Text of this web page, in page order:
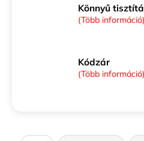
Könnyű
(Több információ)
Kódzár
(Több információ)